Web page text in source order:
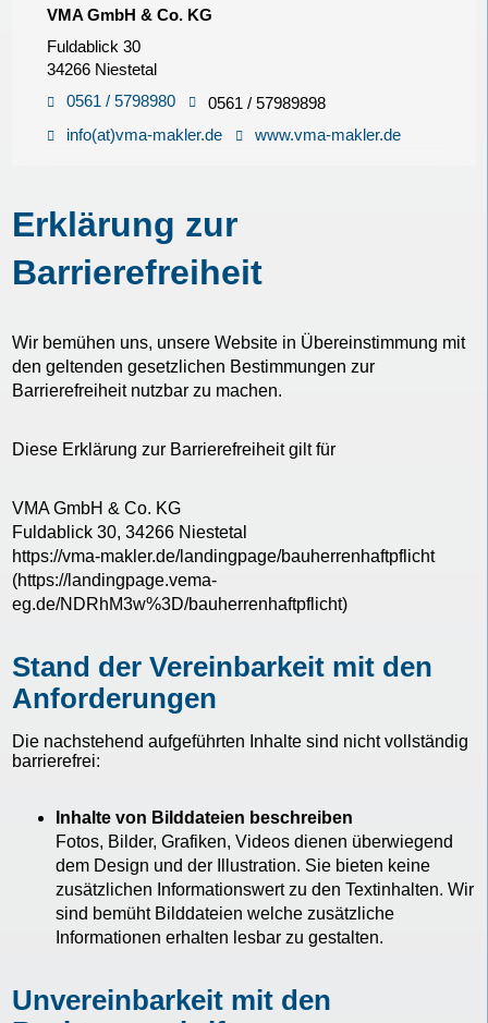
VMA GmbH & Co. KG
Fuldablick 30
34266 Niestetal
0561 / 5798980
0561 / 57989898
info(at)vma-makler.de
www.vma-makler.de
Erklärung zur
Barrierefreiheit
Wir bemühen uns, unsere Website in Übereinstimmung mit
den geltenden gesetzlichen Bestimmungen zur
Barrierefreiheit nutzbar zu machen.
Diese Erklärung zur Barrierefreiheit gilt für
VMA GmbH & Co. KG
Fuldablick 30, 34266 Niestetal
https://vma-makler.de/landingpage/bauherrenhaftpflicht
(https://landingpage.vema-
eg.de/NDRhM3w%3D/bauherrenhaftpflicht)
Stand der Vereinbarkeit mit den
Anforderungen
Die nachstehend aufgeführten Inhalte sind nicht vollständig
barrierefrei:
Inhalte von Bilddateien beschreiben
Fotos, Bilder, Grafiken, Videos dienen überwiegend
dem Design und der Illustration. Sie bieten keine
zusätzlichen Informationswert zu den Textinhalten. Wir
sind bemüht Bilddateien welche zusätzliche
Informationen erhalten lesbar zu gestalten.
Unvereinbarkeit mit den